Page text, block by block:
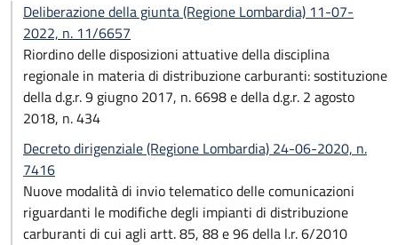
Deliberazione della giunta (Regione Lombardia) 11-07-
2022, n. 11/6657
Riordino delle disposizioni attuative della disciplina
regionale in materia di distribuzione carburanti: sostituzione
della d.g.r. 9 giugno 2017, n. 6698 e della d.g.r. 2 agosto
2018, n. 434
Decreto dirigenziale (Regione Lombardia) 24-06-2020, n.
7416
Nuove modalità di invio telematico delle comunicazioni
riguardanti le modifiche degli impianti di distribuzione
carburanti di cui agli artt. 85, 88 e 96 della l.r. 6/2010